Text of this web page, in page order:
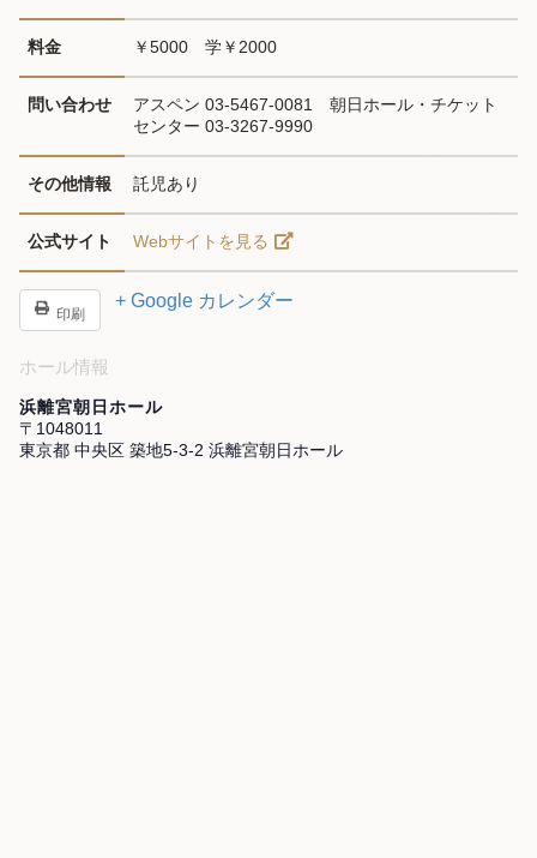
料金 ￥5000　学￥2000
問い合わせ
アスペン 03-5467-0081　朝日ホール・チケット
センター 03-3267-9990
その他情報 託児あり
公式サイト Webサイトを見る
印刷
+ Google カレンダー
ホール情報
浜離宮朝日ホール
〒1048011
東京都 中央区 築地5-3-2 浜離宮朝日ホール